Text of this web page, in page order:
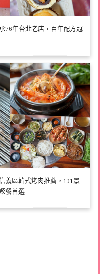
76年台北老店，百年配方冠
義區韓式烤肉推薦，101景
餐首選